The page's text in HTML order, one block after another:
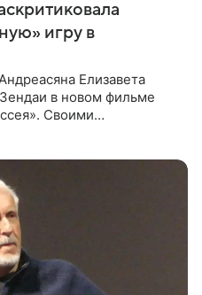
игру в
Елизавета
в новом фильме
Своими